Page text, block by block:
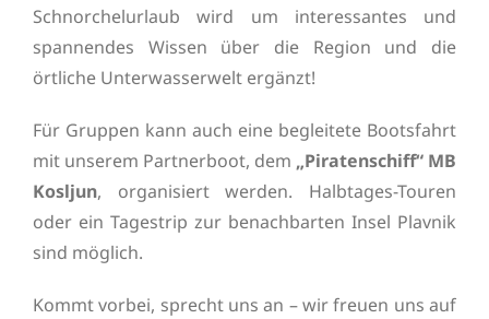
Schnorchelurlaub wird um interessantes und
spannendes Wissen über die Region und die
örtliche Unterwasserwelt ergänzt!
Für Gruppen kann auch eine begleitete Bootsfahrt
mit unserem Partnerboot, dem „Piratenschiff“ MB
Kosljun, organisiert werden. Halbtages-Touren
oder ein Tagestrip zur benachbarten Insel Plavnik
sind möglich.
Kommt vorbei, sprecht uns an – wir freuen uns auf